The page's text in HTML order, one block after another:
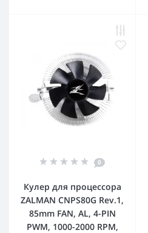
0
Кулер для процессора
ZALMAN CNPS80G Rev.1,
85mm FAN, AL, 4-PIN
PWM, 1000-2000 RPM,